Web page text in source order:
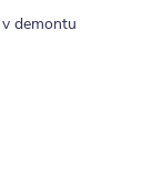
demontu